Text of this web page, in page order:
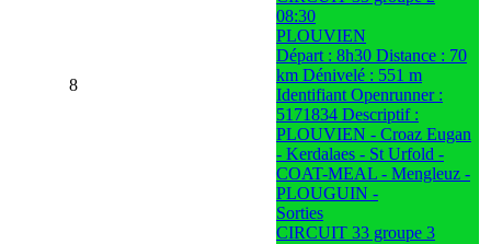
8
08:30
PLOUVIEN
Départ : 8h30 Distance : 70
km Dénivelé : 551 m
Identifiant Openrunner :
5171834 Descriptif :
PLOUVIEN - Croaz Eugan
- Kerdalaes - St Urfold -
COAT-MEAL - Mengleuz -
PLOUGUIN -
Sorties
CIRCUIT 33 groupe 3